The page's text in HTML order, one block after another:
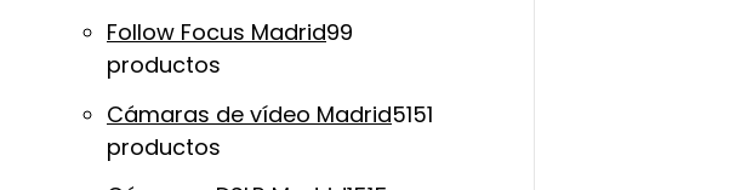
Follow Focus Madrid99
productos
Cámaras de vídeo Madrid5151
productos